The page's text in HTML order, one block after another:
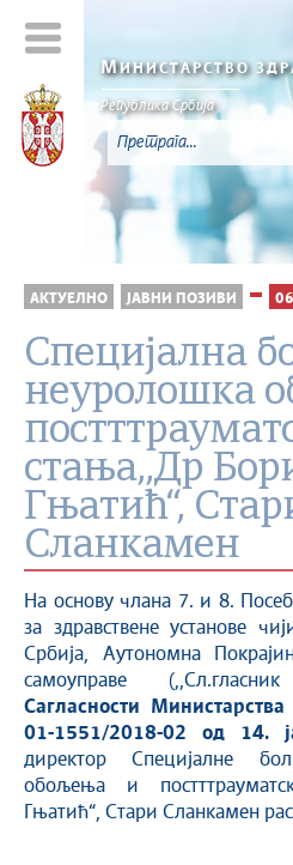
МИНИСТАРСТВО
Република Србија
АКТУЕЛНО ЈАВНИ ПОЗИВИ
Специјална
неуролошка
стања,,Др
Гњатић“,
Сланкамен
На основу члана 7. и 8.
за здравствене установе
Србија, Aутономна
самоуправе
Сагласности
01-1551/2018-02 од 14.
директор Специјалне
обољења и
Гњатић“, Стари Сланкамен